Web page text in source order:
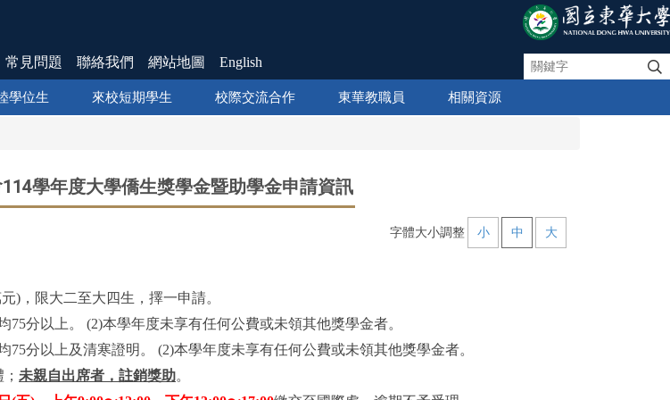
常見問題 聯絡我們 網站地圖 English
學位生 來校短期學生 校際交流合作 東華教職員 相關資源
114學年度大學僑生獎學金暨助學金申請資訊
字體大小調整 小 中 大
)，限大二至大四生，擇一申請。
分以上。 (2)本學年度未享有任何公費或未領其他獎學金者。
分以上及清寒證明。 (2)本學年度未享有任何公費或未領其他獎學金者。
未親自出席者，註銷獎助。